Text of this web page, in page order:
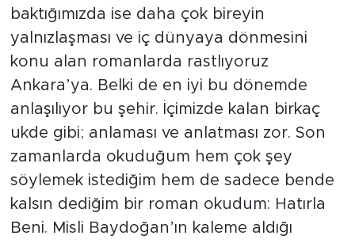
baktığımızda ise daha çok bireyin
yalnızlaşması ve iç dünyaya dönmesini
konu alan romanlarda rastlıyoruz
Ankara’ya. Belki de en iyi bu dönemde
anlaşılıyor bu şehir. İçimizde kalan birkaç
ukde gibi; anlaması ve anlatması zor. Son
zamanlarda okuduğum hem çok şey
söylemek istediğim hem de sadece bende
kalsın dediğim bir roman okudum: Hatırla
Beni. Misli Baydoğan’ın kaleme aldığı